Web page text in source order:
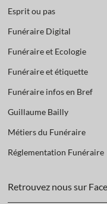
Esprit ou pas
Funéraire Digital
Funéraire et Ecologie
Funéraire et étiquette
Funéraire infos en Bref
Guillaume Bailly
Métiers du Funéraire
Réglementation Funéraire
Retrouvez nous sur